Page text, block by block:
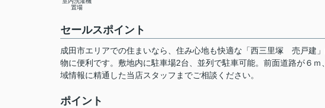
置場
セールスポイント
成田市エリアでの住まいなら、住み心地も快適な「西三里塚 売戸建
物に便利です。敷地内に駐車場2台、並列で駐車可能。前面道路が６
域情報に精通した当店スタッフまでご相談ください。
ポイント